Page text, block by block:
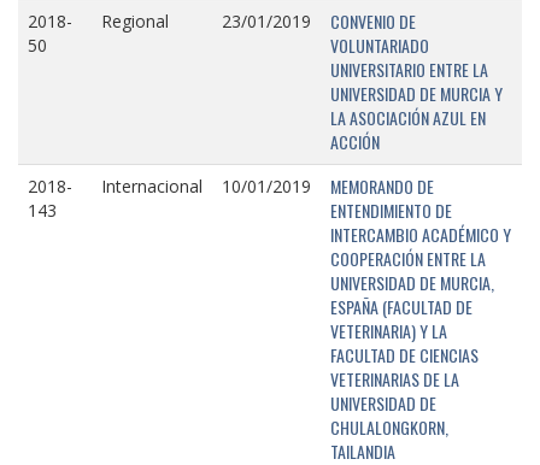
2018-
50
Regional 23/01/2019
CONVENIO DE
VOLUNTARIADO
UNIVERSITARIO ENTRE LA
UNIVERSIDAD DE MURCIA Y
LA ASOCIACIÓN AZUL EN
ACCIÓN
2018-
143
Internacional 10/01/2019
MEMORANDO DE
ENTENDIMIENTO DE
INTERCAMBIO ACADÉMICO Y
COOPERACIÓN ENTRE LA
UNIVERSIDAD DE MURCIA,
ESPAÑA (FACULTAD DE
VETERINARIA) Y LA
FACULTAD DE CIENCIAS
VETERINARIAS DE LA
UNIVERSIDAD DE
CHULALONGKORN,
TAILANDIA